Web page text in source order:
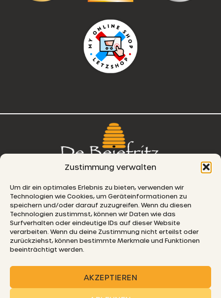
Zustimmung verwalten
Um dir ein optimales Erlebnis zu bieten, verwenden wir
Technologien wie Cookies, um Geräteinformationen zu
speichern und/oder darauf zuzugreifen. Wenn du diesen
Technologien zustimmst, können wir Daten wie das
Surfverhalten oder eindeutige IDs auf dieser Website
verarbeiten. Wenn du deine Zustimmung nicht erteilst oder
zurückziehst, können bestimmte Merkmale und Funktionen
beeinträchtigt werden.
AKZEPTIEREN
L-5330 Moutfort
E-MAIL
© 2026 De Beiefritz